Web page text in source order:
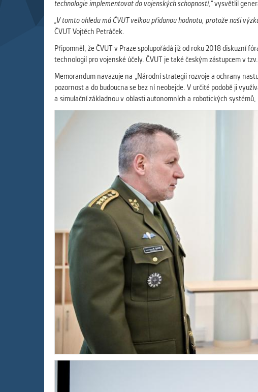
Slouží pro
pomáhají
stran, které k těmto
MARKETINGOVÉ
Využívané za
Vašich preferencí.
analýzou
Cookies, které
zůstala prázdná
technologie implementovat do vojenských schopností,“vysvětlil
„V tomto ohledu má ČVUT velkou přidanou hodnotu, protože naši
ČVUT Vojtěch Petráček.
Připomněl, že ČVUT v Praze spolupořádá již od roku 2018 diskuzní
technologií pro vojenské účely. ČVUT je také českým zástupcem v
Memorandum navazuje na „Národní strategii rozvoje a ochrany
pozornost a do budoucna se bez ní neobejde. V určité podobě ji
a simulační základnou v oblasti autonomních a robotických